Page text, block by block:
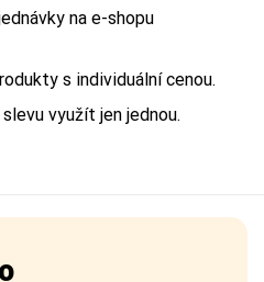
na e-shopu
s individuální cenou.
využít jen jednou.